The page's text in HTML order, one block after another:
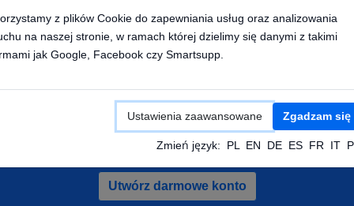
Po skonfigurowaniu urządzenia będzie ono wysyłało
pozycje do naszej platformy GPS.
darmowe konto i sprawdz pojazdy
Utwórz darmowe konto
z plików Cookie do zapewniania usług oraz analizowania
na naszej stronie, w ramach której dzielimy się danymi z takimi
jak Google, Facebook czy Smartsupp.
Ustawienia zaawansowane Zgadzam się
Zmień język: PL EN DE ES FR IT